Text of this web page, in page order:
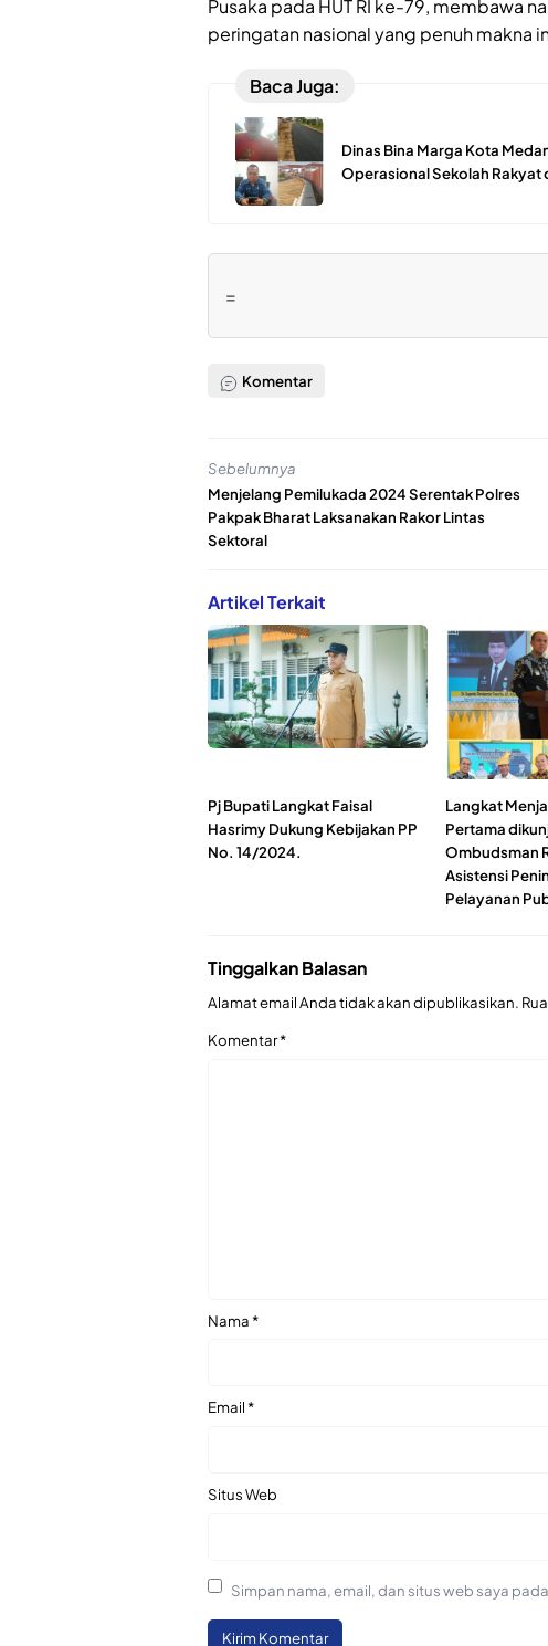
Pusaka pada HUT RI ke-79, membawa
peringatan nasional yang penuh makna
Baca Juga:
Dinas Bina Marga Kota
Operasional Sekolah Rakyat
=
Komentar
Sebelumnya
Menjelang Pemilukada 2024 Serentak Polres
Pakpak Bharat Laksanakan Rakor Lintas
Sektoral
Artikel Terkait
Pj Bupati Langkat Faisal
Hasrimy Dukung Kebijakan PP
No. 14/2024.
Langkat
Pertama
Ombudsman
Asistensi
Pelayanan
Tinggalkan Balasan
Alamat email Anda tidak akan dipublikasikan.
Komentar*
Nama*
Email*
Situs Web
Simpan nama, email, dan situs web saya